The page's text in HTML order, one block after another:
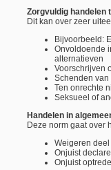
Zorgvuldig handelen
Dit kan over zeer
Bijvoorbeeld:
Onvoldoende
alternatieven
Voorschrijven
Schenden
Ten onrechte
Seksueel of
Handelen in
Deze norm gaat over
Weigeren
Onjuist
Onjuist